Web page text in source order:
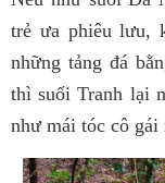
trẻ ưa phiêu lưu,
những tảng đá
thì suối Tranh lại
như mái tóc cô